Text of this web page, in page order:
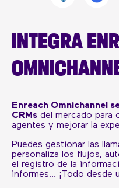
INTEGRA
Enreach Omnichannel
CRMs del mercado para
agentes y mejorar la
Puedes gestionar las
personaliza los flujos,
el registro de la
informes… ¡Todo desde